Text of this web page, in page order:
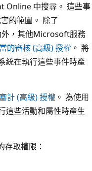
Online 中搜尋。 這些事
的範圍。 除了
，其他Microsoft服務
的審核 (高級) 授權 。 將
統在執行這些事件時產
計 (高級) 授權 。 為使用
這些活動和屬性時產生
取權限：